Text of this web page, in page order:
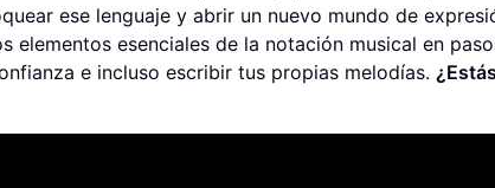
ese lenguaje y abrir un nuevo mundo de
elementos esenciales de la notación musical en
e incluso escribir tus propias melodías.